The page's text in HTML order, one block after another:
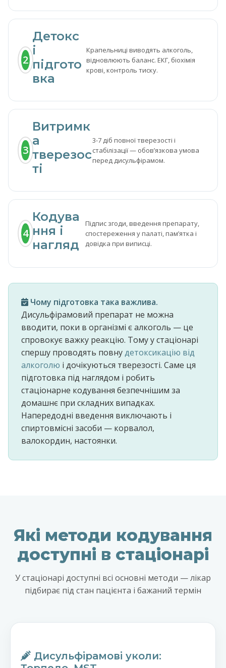
2
Детокс
і
підгото
вка
Крапельниці виводять алкоголь,
відновлюють баланс. ЕКГ, біохімія
крові, контроль тиску.
3
Витримк
а
тверезос
ті
3-7 діб повної тверезості і
стабілізації — обовʼязкова умова
перед дисульфірамом.
4
Кодува
ння і
нагляд
Підпис згоди, введення препарату,
спостереження у палаті, памʼятка і
довідка при виписці.
Чому підготовка така важлива.
Дисульфірамовий препарат не можна
вводити, поки в організмі є алкоголь — це
спровокує важку реакцію. Тому у стаціонарі
спершу проводять повнудетоксикацію від
алкоголю і дочікуються тверезості. Саме ця
підготовка під наглядом і робить
стаціонарне кодування безпечнішим за
домашнє при складних випадках.
Напередодні введення виключають і
спиртовмісні засоби — корвалол,
валокордин, настоянки.
Які методи кодування
доступні в стаціонарі
У стаціонарі доступні всі основні методи — лікар
підбирає під стан пацієнта і бажаний термін
Дисульфірамові уколи: